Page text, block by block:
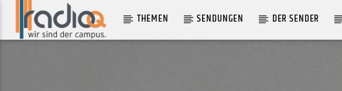
THEMEN SENDUNGEN DER SENDER